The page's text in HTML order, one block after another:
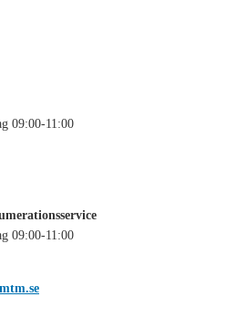
09:00-11:00
09:00-11:00